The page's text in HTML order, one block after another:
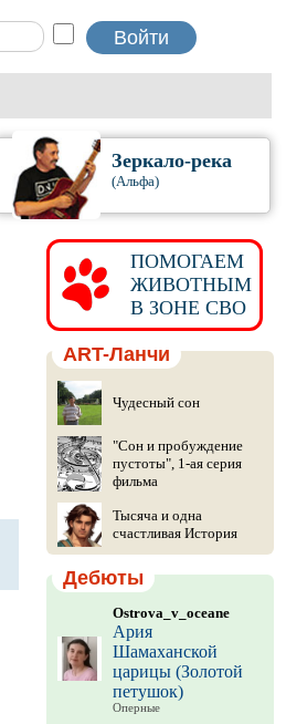
Зеркало-река
(Альфа)
ПОМОГАЕМ
ЖИВОТНЫМ
В ЗОНЕ СВО
ART-Ланчи
Чудесный сон
"Сон и пробуждение
пустоты", 1-ая серия
фильма
Тысяча и одна
счастливая История
Дебюты
Ostrova_v_oceane
Ария
Шамаханской
царицы (Золотой
петушок)
Оперные